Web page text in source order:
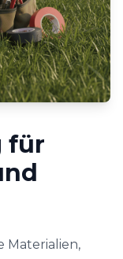
für
Materialien,